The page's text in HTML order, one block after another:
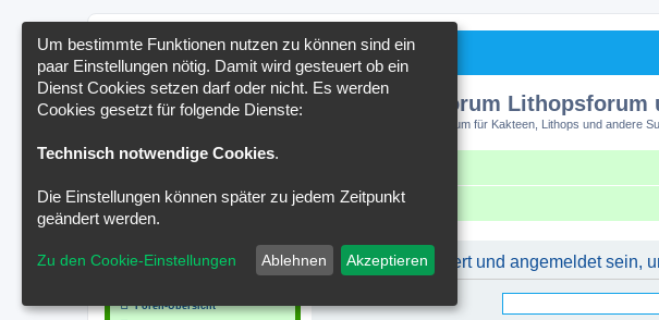
Kakteenforum
Forum für Kakteen, Lithops und andere
Portal Foren-Übersicht
Du musst registriert und angemeldet sein,
Foren-Übersicht
Um bestimmte Funktionen nutzen zu können sind ein
paar Einstellungen nötig. Damit wird gesteuert ob ein
Dienst Cookies setzen darf oder nicht. Es werden
Cookies gesetzt für folgende Dienste:
Technisch notwendige Cookies.
Die Einstellungen können später zu jedem Zeitpunkt
geändert werden.
Zu den Cookie-Einstellungen Ablehnen Akzeptieren